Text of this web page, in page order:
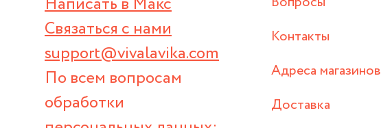
Связаться с нами
support@vivalavika.com
По всем вопросам
обработки
Контакты
Адреса магазинов
Доставка